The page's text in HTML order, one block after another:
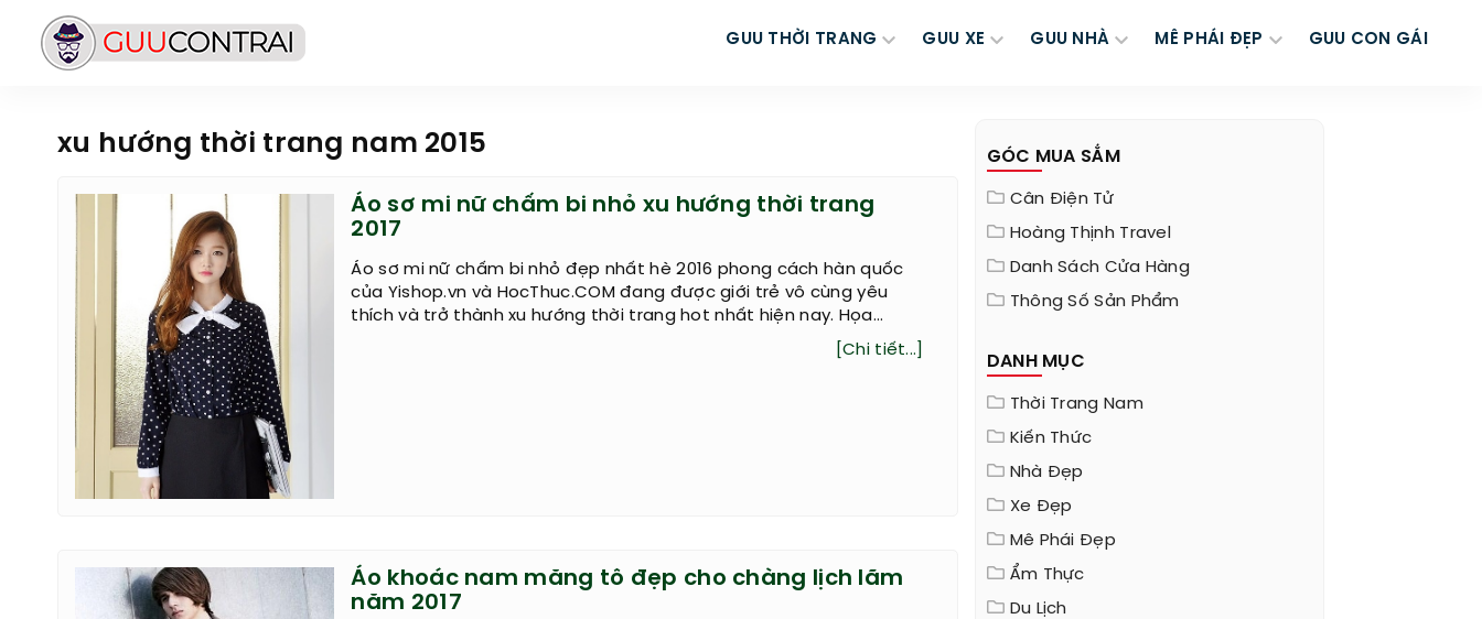
GUU THỜI TRANG GUU XE GUU NHÀ MÊ PHÁI ĐẸP GUU CON GÁI
xu hướng thời trang nam 2015
Áo sơ mi nữ chấm bi nhỏ xu hướng thời trang
2017
Áo sơ mi nữ chấm bi nhỏ đẹp nhất hè 2016 phong cách hàn quốc
của Yishop.vn và HocThuc.COM đang được giới trẻ vô cùng yêu
thích và trở thành xu hướng thời trang hot nhất hiện nay. Họa...
[Chi tiết...]
Áo khoác nam măng tô đẹp cho chàng lịch lãm
năm 2017
GÓC MUA SẮM
Cân Điện Tử
Hoàng Thịnh Travel
Danh Sách Cửa Hàng
Thông Số Sản Phẩm
DANH MỤC
Thời Trang Nam
Kiến Thức
Nhà Đẹp
Xe Đẹp
Mê Phái Đẹp
Ẩm Thực
Du Lịch